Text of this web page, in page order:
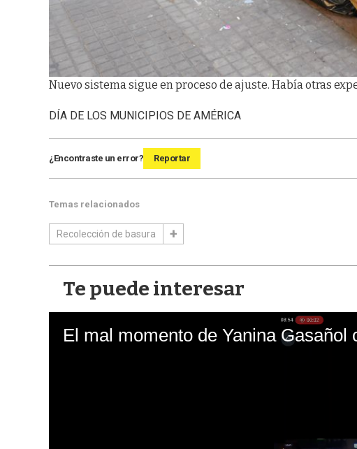
Nuevo sistema sigue en proceso de ajuste. Había otras
DÍA DE LOS MUNICIPIOS DE AMÉRICA
¿Encontraste un error? Reportar
Temas relacionados
Recolección de basura
Te puede interesar